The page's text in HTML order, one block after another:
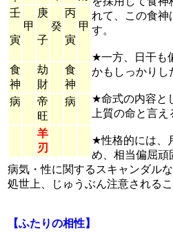
壬
寅
甲
庚
子
癸
丙
寅
甲
食
神
劫
財
食
神
病
帝
旺
病
羊
刃
れて、この食神
す。
★一方、日干も
かもしっかりし
★命式の内容と
上質の命と言え
★性格的には、
め、相当偏屈頑
病気・性に関するスキャンダル
処世上、じゅうぶん注意されるこ
【ふたりの相性】